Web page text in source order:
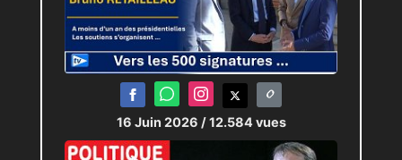
16 Juin 2026 / 12.584 vues